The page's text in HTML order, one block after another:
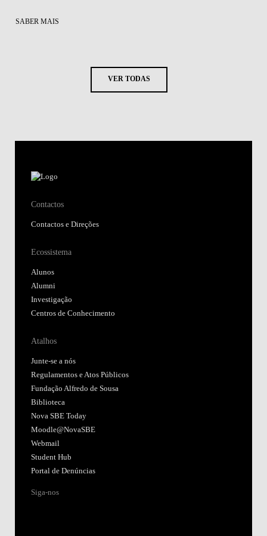
SABER MAIS
VER TODAS
Contactos
Contactos e Direções
Ecossistema
Alunos
Alumni
Investigação
Centros de Conhecimento
Atalhos
Junte-se a nós
Regulamentos e Atos Públicos
Fundação Alfredo de Sousa
Biblioteca
Nova SBE Today
Moodle@NovaSBE
Webmail
Student Hub
Portal de Denúncias
Siga-nos